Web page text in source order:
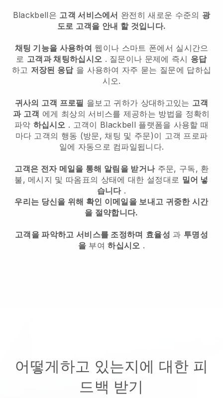
Blackbell은 고객 서비스에서 완전히 새로운 수준의 광
도로 고객을 안내 할 것입니다.
채팅 기능을 사용하여 웹이나 스마트 폰에서 실시간으
로 고객과 채팅하십시오 . 질문이나 문제에 즉시 응답
하고 저장된 응답을 사용하여 자주 묻는 질문에 답하십
시오.
귀사의 고객 프로필 을보고 귀하가 상대하고있는 고객
과 고객 에게 최상의 서비스를 제공하는 방법을 정확히
파악 하십시오 . 고객이 Blackbell 플랫폼을 사용할 때
마다 고객의 행동 (방문, 채팅 및 주문)이 고객 프로파
일에 자동으로 컴파일됩니다.
고객은 전자 메일을 통해 알림을 받거나주문, 구독, 환
불, 메시지 및 따옴표의 상태에 대한 설정대로 밀어 넣
습니다.
우리는 당신을 위해 확인 이메일을 보내고 귀중한 시간
을 절약합니다.
고객을 파악하고 서비스를 조정하며 효율성 과 투명성
을 부여하십시오 .
어떻게하고 있는지에 대한 피
드백 받기